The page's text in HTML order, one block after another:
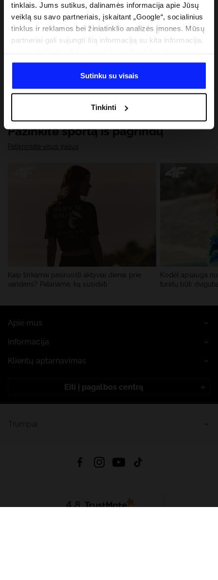
tinklais. Jums sutikus, dalinamės informacija apie Jūsų
veiklą su savo partneriais, įskaitant „Google“, socialinius
tinklus ir reklamos bei žiniatinklio analizės įmones. Mūsų
partneriai gali sujungti šią informaciją su kita informacija,
duomenimis, kuriuos jie gauna, kai naudojatės jų
paslaugomis. Gavus Jūsų leidimą, mes galime perduoti
Jūsų asmeninę informaciją savo partneriams, siekdami
analitinius tyrimus, pritaikyti turinį ir tobulinti mūsų
partnerių siūlomus sprendimus (pvz., socialinius tinklus).
Išsamią informaciją rasite mūsų Privatumo politikoje ir
skiltyje „Išsami informacija“.
Sutinku su visais
Tinkinti
Pažinkite sportą iš pagrindų
Patikrinkite visus įrašus
Kaip tinkamai pasiruošti aktyviai dienai prie
vandens? Patariame, ką susidėti
Kodėl apsauga
turėtų būti
Apie mus
Informacija
Klientų aptarnavimas
Eiti į pagalbos centrą
4.8